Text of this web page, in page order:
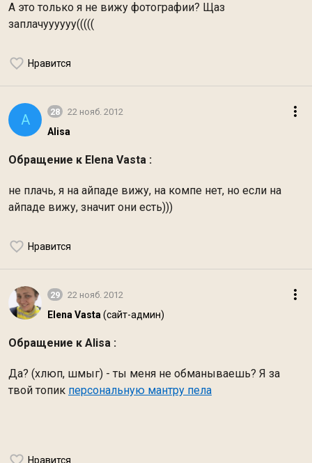
А это только я не вижу фотографии? Щаз
заплачуууууу(((((
Нравится
A 28 22 нояб. 2012
Alisa
Обращение к Elena Vasta :
не плачь, я на айпаде вижу, на компе нет, но если на
айпаде вижу, значит они есть)))
Нравится
29 22 нояб. 2012
Elena Vasta (сайт-админ)
Обращение к Alisa :
Да? (хлюп, шмыг) - ты меня не обманываешь? Я за
твой топик персональную мантру пела
Нравится